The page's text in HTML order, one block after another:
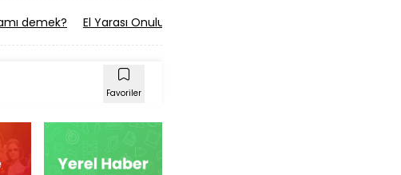
demek? El Yarası Onulur, Dil Yarası Onulmaz atasözünün anlamı
Favoriler